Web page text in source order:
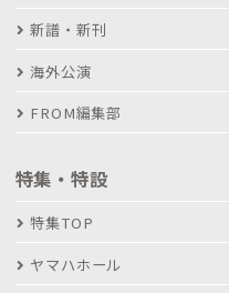
新譜・新刊
海外公演
FROM編集部
特集・特設
特集TOP
ヤマハホール